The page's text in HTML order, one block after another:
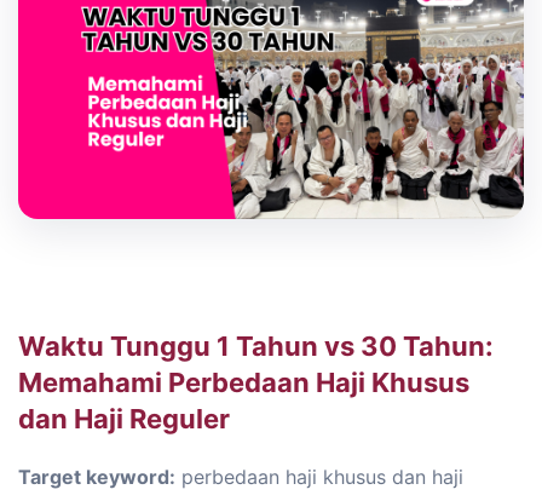
Waktu Tunggu 1 Tahun vs 30 Tahun:
Memahami Perbedaan Haji Khusus
dan Haji Reguler
Target keyword: perbedaan haji khusus dan haji